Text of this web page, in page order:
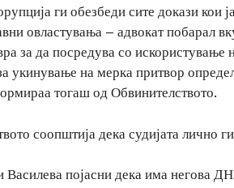
ги обезбеди сите докази кои
овластувања – адвокат побарал
за да посредува со искористување
укинување на мерка притвор
тогаш од Обвинителството.
соопштија дека судијата лично
појасни дека има негова